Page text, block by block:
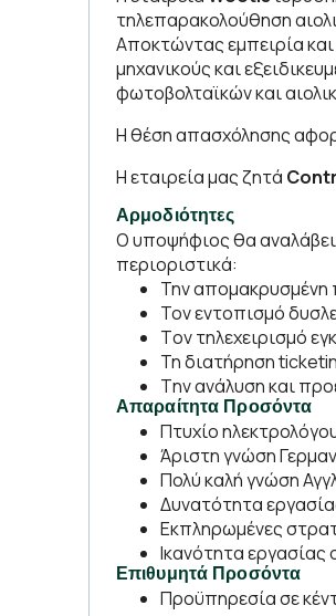
τηλεπαρακολούθηση
Αποκτώντας εμπειρία
μηχανικούς και
φωτοβολταϊκών και
Η θέση απασχόλησης
Η εταιρεία μας ζητά
Αρμοδιότητες
Ο υποψήφιος θα αναλάβει
περιοριστικά:
Την
Τον εντοπισμό
Tον τηλεχειρισμό
Τη διατήρηση
Tην ανάλυση και
Απαραίτητα Προσόντα
Πτυχίο
Άριστη γνώση
Πολύ καλή γνώση
Δυνατότητα
Εκπληρωμένες
Ικανότητα εργασίας
Επιθυμητά Προσόντα
Προϋπηρεσία σε